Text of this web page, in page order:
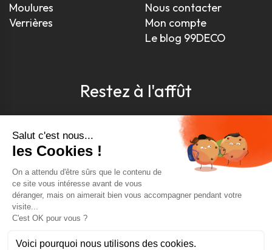
Moulures
Verrières
Nous contacter
Mon compte
Le blog 99DECO
Restez à l'affût
Pour être toujours au courant, inscrivez-vous à
notre newsletter
J'accepte les conditions générales et la politique de